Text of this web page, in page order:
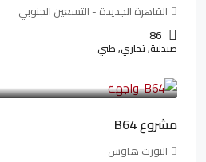
القاهرة الجديدة - التسعين الجنوبي
86
صيدلية, تجاري, طبي
3,125,000LE
مشروع B64
النورث هاوس